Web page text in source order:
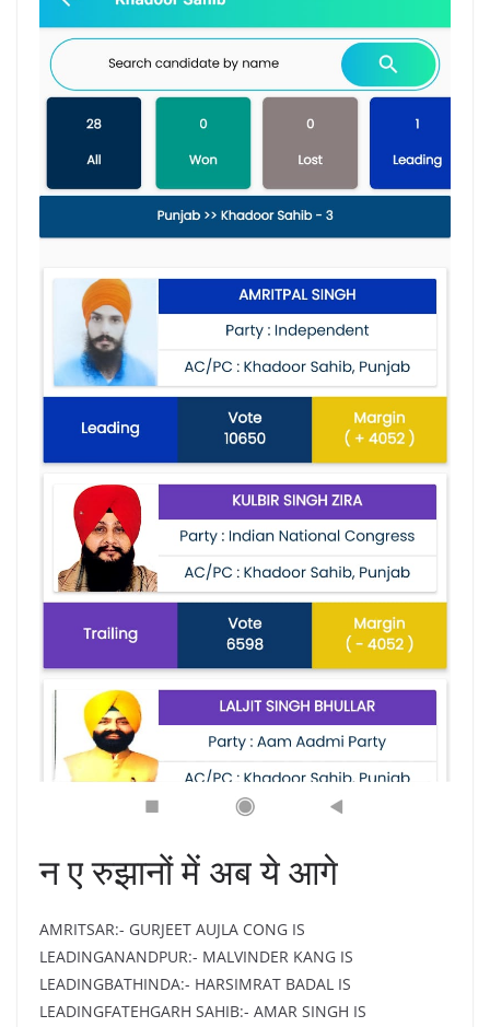
न ए रुझानों में अब ये आगे
AMRITSAR:- GURJEET AUJLA CONG IS
LEADINGANANDPUR:- MALVINDER KANG IS
LEADINGBATHINDA:- HARSIMRAT BADAL IS
LEADINGFATEHGARH SAHIB:- AMAR SINGH IS